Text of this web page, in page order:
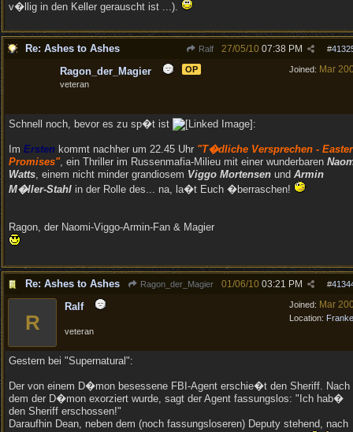
v�llig in den Keller gerauscht ist ...).
Re: Ashes to Ashes Ralf #
27/05/10 07:38 PM
Joined: Mar
Ragon_der_Magier
OP
veteran
Schnell noch, bevor es zu sp�t ist :
Im Ersten kommt nachher um 22.45 Uhr "T�dliche Versprechen -
Promises", ein Thriller im Russenmafia-Milieu mit einer wunderbaren
Watts, einem nicht minder grandiosem Viggo Mortensen und Armin
M�ller-Stahl in der Rolle des... na, la�t Euch �berraschen!
Ragon, der Naomi-Viggo-Armin-Fan & Magier
Re: Ashes to Ashes Ragon_der_Magier #
01/06/10 03:21 PM
Joined: Mar
Location:
R
Ralf
veteran
Gestern bei "Supernatural":
Der von einem D�mon besessene FBI-Agent erschie�t den Sheriff. Nach
dem der D�mon exorziert wurde, sagt der Agent fassungslos: "Ich hab�
den Sheriff erschossen!"
Daraufhin Dean, neben dem (noch fassungsloseren) Deputy stehend, nach